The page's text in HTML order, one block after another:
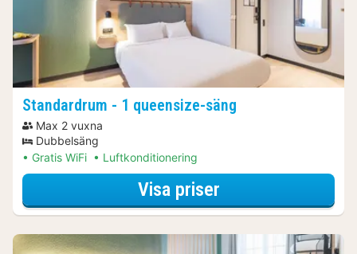
Standardrum - 1 queensize-säng
Max 2 vuxna
Dubbelsäng
Gratis WiFi
Luftkonditionering
Visa priserför Museumpaket